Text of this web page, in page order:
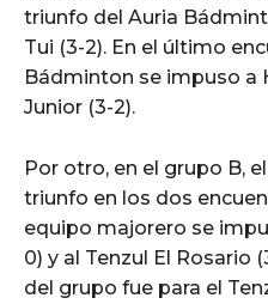
triunfo del Auria
Tui (3-2). En el último
Bádminton se impuso a
Junior (3-2).
Por otro, en el grupo B,
triunfo en los dos
equipo majorero se
0) y al Tenzul El Rosario
del grupo fue para el